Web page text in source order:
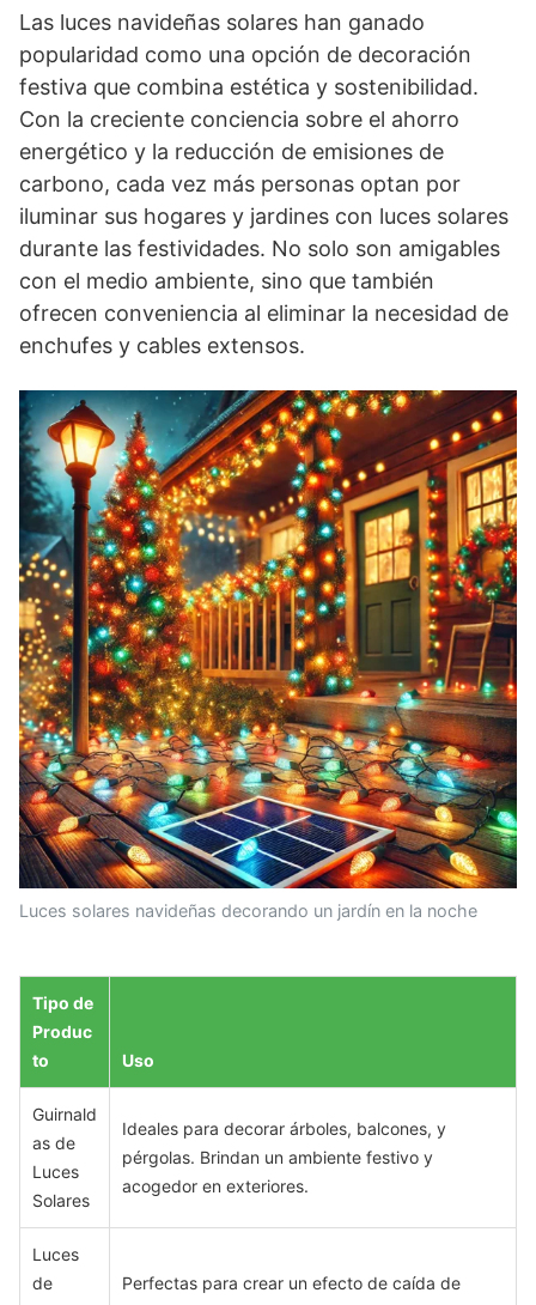
Las luces navideñas solares han ganado
popularidad como una opción de decoración
festiva que combina estética y sostenibilidad.
Con la creciente conciencia sobre el ahorro
energético y la reducción de emisiones de
carbono, cada vez más personas optan por
iluminar sus hogares y jardines con luces solares
durante las festividades. No solo son amigables
con el medio ambiente, sino que también
ofrecen conveniencia al eliminar la necesidad de
enchufes y cables extensos.
Luces solares navideñas decorando un jardín en la noche
Tipo de
Produc
to
Uso
Guirnald
as de
Luces
Solares
Ideales para decorar árboles, balcones, y
pérgolas. Brindan un ambiente festivo y
acogedor en exteriores.
Luces
de
Perfectas para crear un efecto de caída de